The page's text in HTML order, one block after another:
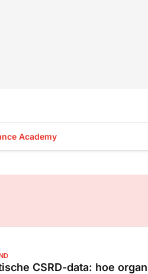
Academy
CSRD-data: hoe